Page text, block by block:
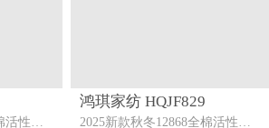
鸿琪家纺 HQJF829